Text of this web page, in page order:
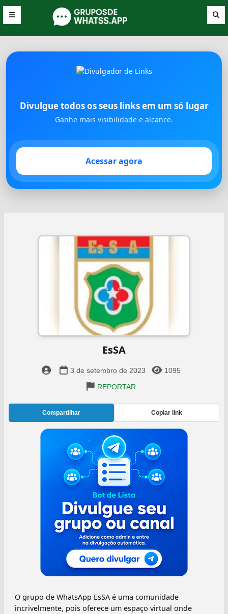
Divulgue todos os seus links em um só lugar
Ganhe mais visibilidade e alcance.
Acessar agora
EsSA
3 de setembro de 2023
1095
REPORTAR
Compartilhar Copiar link
O grupo de WhatsApp EsSA é uma comunidade
incrivelmente, pois oferece um espaço virtual onde